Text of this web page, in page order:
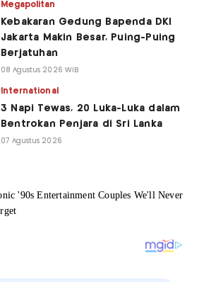
Megapolitan
Kebakaran Gedung Bapenda DKI
Jakarta Makin Besar, Puing-Puing
Berjatuhan
08 Agustus 2026 WIB
International
3 Napi Tewas, 20 Luka-Luka dalam
Bentrokan Penjara di Sri Lanka
07 Agustus 2026